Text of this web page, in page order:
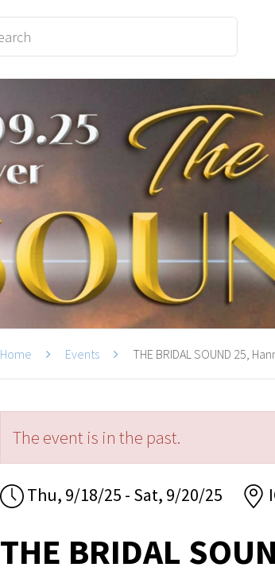
Home Events THE BRIDAL SOUND 25,
The event is in the past.
Thu, 9/18/25 - Sat, 9/20/25
THE BRIDAL